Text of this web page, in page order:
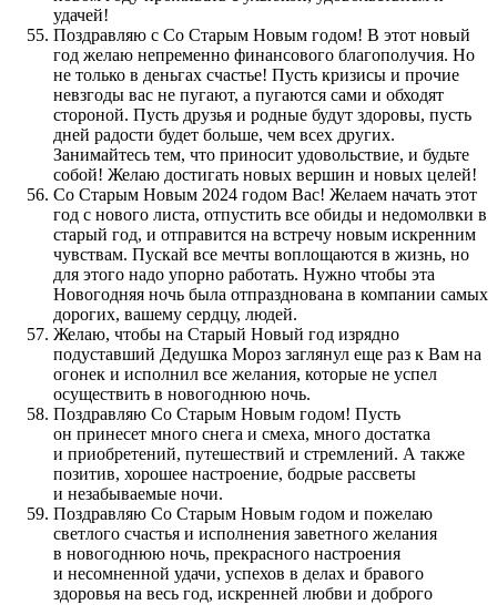
удачей!
Поздравляю с Со Старым Новым годом! В этот новый
год желаю непременно финансового благополучия. Но
не только в деньгах счастье! Пусть кризисы и прочие
невзгоды вас не пугают, а пугаются сами и обходят
стороной. Пусть друзья и родные будут здоровы, пусть
дней радости будет больше, чем всех других.
Занимайтесь тем, что приносит удовольствие, и будьте
собой! Желаю достигать новых вершин и новых целей!
Со Старым Новым 2024 годом Вас! Желаем начать этот
год с нового листа, отпустить все обиды и недомолвки в
старый год, и отправится на встречу новым искренним
чувствам. Пускай все мечты воплощаются в жизнь, но
для этого надо упорно работать. Нужно чтобы эта
Новогодняя ночь была отпразднована в компании самых
дорогих, вашему сердцу, людей.
Желаю, чтобы на Старый Новый год изрядно
подуставший Дедушка Мороз заглянул еще раз к Вам на
огонек и исполнил все желания, которые не успел
осуществить в новогоднюю ночь.
Поздравляю Со Старым Новым годом! Пусть
он принесет много снега и смеха, много достатка
и приобретений, путешествий и стремлений. А также
позитив, хорошее настроение, бодрые рассветы
и незабываемые ночи.
Поздравляю Со Старым Новым годом и пожелаю
светлого счастья и исполнения заветного желания
в новогоднюю ночь, прекрасного настроения
и несомненной удачи, успехов в делах и бравого
здоровья на весь год, искренней любви и доброго